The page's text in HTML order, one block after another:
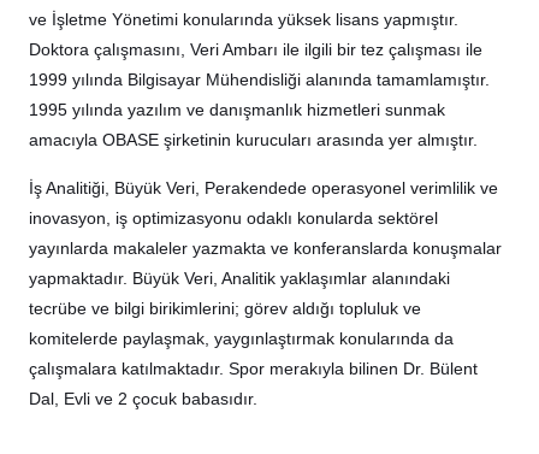
ve İşletme Yönetimi konularında yüksek lisans yapmıştır.
Doktora çalışmasını, Veri Ambarı ile ilgili bir tez çalışması ile
1999 yılında Bilgisayar Mühendisliği alanında tamamlamıştır.
1995 yılında yazılım ve danışmanlık hizmetleri sunmak
amacıyla OBASE şirketinin kurucuları arasında yer almıştır.
İş Analitiği, Büyük Veri, Perakendede operasyonel verimlilik ve
inovasyon, iş optimizasyonu odaklı konularda sektörel
yayınlarda makaleler yazmakta ve konferanslarda konuşmalar
yapmaktadır. Büyük Veri, Analitik yaklaşımlar alanındaki
tecrübe ve bilgi birikimlerini; görev aldığı topluluk ve
komitelerde paylaşmak, yaygınlaştırmak konularında da
çalışmalara katılmaktadır. Spor merakıyla bilinen Dr. Bülent
Dal, Evli ve 2 çocuk babasıdır.